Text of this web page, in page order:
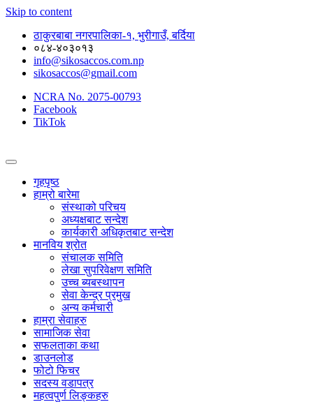
Skip to content
ठाकुरबाबा नगरपालिका-१, भुरीगाउँ, बर्दिया
०८४-४०३०१३
info@sikosaccos.com.np
sikosaccos@gmail.com
NCRA No. 2075-00793
Facebook
TikTok
गृहपृष्ठ
हाम्रो बारेमा
संस्थाको परिचय
अध्यक्षबाट सन्देश
कार्यकारी अधिकृतबाट सन्देश
मानविय श्रोत
संचालक समिति
लेखा सुपरिवेक्षण समिति
उच्च ब्यबस्थापन
सेवा केन्द्र प्रमुख
अन्य कर्मचारी
हाम्रा सेवाहरु
सामाजिक सेवा
सफलताका कथा
डाउनलोड
फोटो फिचर
सदस्य वडापत्र
महत्वपुर्ण लिङ्कहरु